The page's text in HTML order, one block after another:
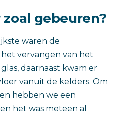
gebeuren?
waren de
vervangen van het
daarnaast kwam er
vanuit de kelders. Om
hebben we een
het was meteen al